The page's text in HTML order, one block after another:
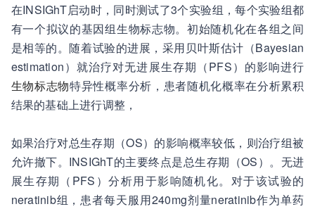
在INSIGhT启动时，同时测试了3个实验组，每个实验组都
有一个拟议的基因组生物标志物。初始随机化在各组之间
是相等的。随着试验的进展，采用贝叶斯估计（Bayesian
estimation）就治疗对无进展生存期（PFS）的影响进行
生物标志物特异性概率分析，患者随机化概率在分析累积
结果的基础上进行调整，
如果治疗对总生存期（OS）的影响概率较低，则治疗组被
允许撤下。INSIGhT的主要终点是总生存期（OS）。无进
展生存期（PFS）分析用于影响随机化。对于该试验的
neratinib组，患者每天服用240mg剂量neratinib作为单药